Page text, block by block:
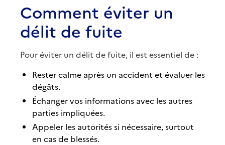
Comment éviter un
délit de fuite
Pour éviter un délit de fuite, il est essentiel de :
Rester calme après un accident et évaluer les
dégâts.
Échanger vos informations avec les autres
parties impliquées.
Appeler les autorités si nécessaire, surtout
en cas de blessés.